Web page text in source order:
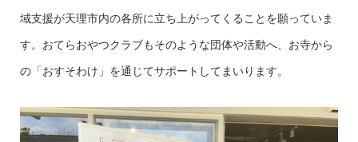
域支援が天理市内の各所に立ち上がってくることを願っていま
す。おてらおやつクラブもそのような団体や活動へ、お寺から
の「おすそわけ」を通じてサポートしてまいります。